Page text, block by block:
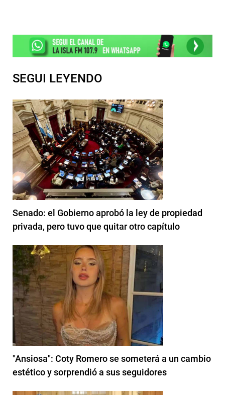
SEGUI LEYENDO
Senado: el Gobierno aprobó la ley de propiedad
privada, pero tuvo que quitar otro capítulo
"Ansiosa": Coty Romero se someterá a un cambio
estético y sorprendió a sus seguidores